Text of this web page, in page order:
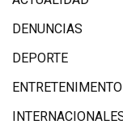
DENUNCIAS
DEPORTE
ENTRETENIMENTO